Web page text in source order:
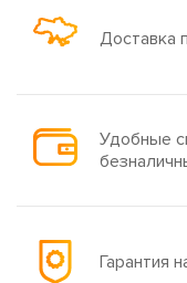
Доставка
Удобные
Гарантия